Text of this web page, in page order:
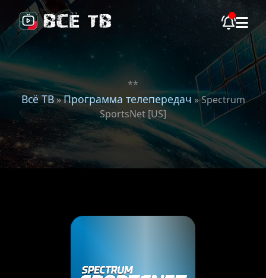
**
Всё ТВ»Программа телепередач » Spectrum
SportsNet [US]